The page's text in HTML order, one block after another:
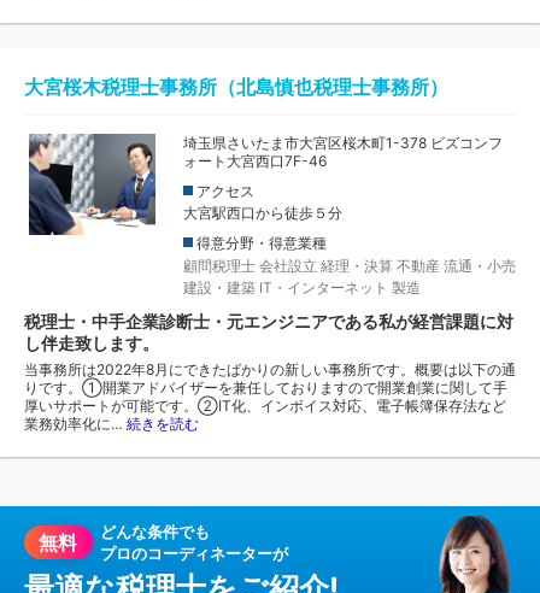
大宮桜木税理士事務所（北島慎也税理士事務所）
埼玉県さいたま市大宮区桜木町1-378 ビズコンフ
ォート大宮西口7F-46
アクセス
大宮駅西口から徒歩５分
得意分野・得意業種
顧問税理士 会社設立 経理・決算 不動産 流通・小売
建設・建築 IT・インターネット 製造
税理士・中手企業診断士・元エンジニアである私が経営課題に対
し伴走致します。
当事務所は2022年8月にできたばかりの新しい事務所です。概要は以下の通
りです。①開業アドバイザーを兼任しておりますので開業創業に関して手
厚いサポートが可能です。②IT化、インボイス対応、電子帳簿保存法など
業務効率化に… 続きを読む
無料
どんな条件でも
プロのコーディネーターが